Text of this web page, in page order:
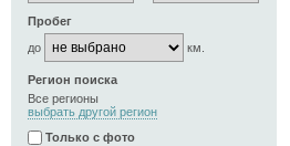
Пробег
до
км.
Регион поиска
Все регионы
выбрать другой регион
Только с фото